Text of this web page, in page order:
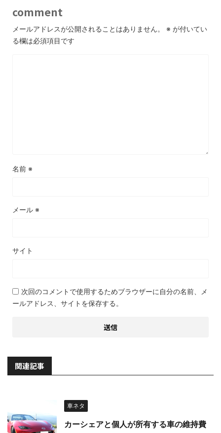
comment
メールアドレスが公開されることはありません。 ※ が付いてい
る欄は必須項目です
名前 ※
メール ※
サイト
次回のコメントで使用するためブラウザーに自分の名前、メ
ールアドレス、サイトを保存する。
関連記事
車ネタ
カーシェアと個人が所有する車の維持費